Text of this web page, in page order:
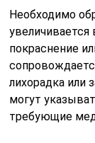
Необходимо
покраснение
лихорадка или
могут
требующие